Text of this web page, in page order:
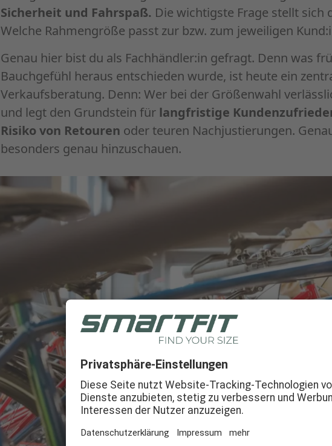
Sicherheit und Fahrspaß. Die wichtigste Frage stellt sich
Welche Rahmengröße passt zur bzw. zum jeweiligen
Genau hier bist du als Fachhändler:in gefragt. Denn was
Bauchgefühl heraus entschieden wurde, ist heute ein
Verkaufsberatung. Denn: Wer bei der Größenwahl
und legt den Grundstein für langfristige
Risiko von Retouren oder teuren Nachjustierungen.
besonders genau hinzuschauen.